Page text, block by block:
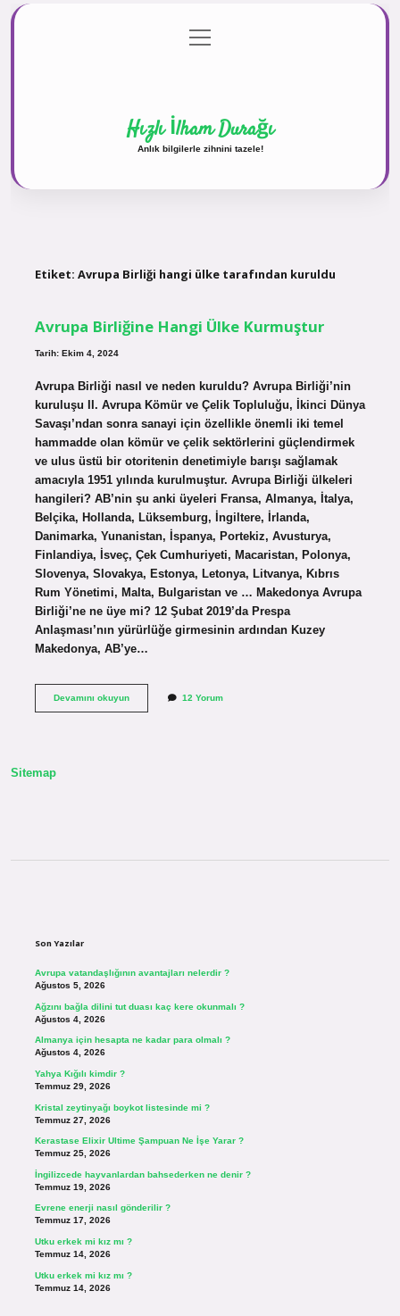
Gizlilik Politikası
menüyü
aç
Hızlı İlham Durağı
Anlık bilgilerle zihnini tazele!
Etiket: Avrupa Birliği hangi ülke tarafından kuruldu
Avrupa Birliğine Hangi Ülke Kurmuştur
Tarih: Ekim 4, 2024
Avrupa Birliği nasıl ve neden kuruldu? Avrupa Birliği’nin
kuruluşu II. Avrupa Kömür ve Çelik Topluluğu, İkinci Dünya
Savaşı’ndan sonra sanayi için özellikle önemli iki temel
hammadde olan kömür ve çelik sektörlerini güçlendirmek
ve ulus üstü bir otoritenin denetimiyle barışı sağlamak
amacıyla 1951 yılında kurulmuştur. Avrupa Birliği ülkeleri
hangileri? AB’nin şu anki üyeleri Fransa, Almanya, İtalya,
Belçika, Hollanda, Lüksemburg, İngiltere, İrlanda,
Danimarka, Yunanistan, İspanya, Portekiz, Avusturya,
Finlandiya, İsveç, Çek Cumhuriyeti, Macaristan, Polonya,
Slovenya, Slovakya, Estonya, Letonya, Litvanya, Kıbrıs
Rum Yönetimi, Malta, Bulgaristan ve … Makedonya Avrupa
Birliği’ne ne üye mi? 12 Şubat 2019’da Prespa
Anlaşması’nın yürürlüğe girmesinin ardından Kuzey
Makedonya, AB’ye…
Devamını okuyunAvrupa
12 Yorum
Sitemap
Son Yazılar
Avrupa vatandaşlığının avantajları nelerdir ?
Ağustos 5, 2026
Ağzını bağla dilini tut duası kaç kere okunmalı ?
Ağustos 4, 2026
Almanya için hesapta ne kadar para olmalı ?
Ağustos 4, 2026
Yahya Kığılı kimdir ?
Temmuz 29, 2026
Kristal zeytinyağı boykot listesinde mi ?
Temmuz 27, 2026
Kerastase Elixir Ultime Şampuan Ne İşe Yarar ?
Temmuz 25, 2026
İngilizcede hayvanlardan bahsederken ne denir ?
Temmuz 19, 2026
Evrene enerji nasıl gönderilir ?
Temmuz 17, 2026
Utku erkek mi kız mı ?
Temmuz 14, 2026
Utku erkek mi kız mı ?
Temmuz 14, 2026